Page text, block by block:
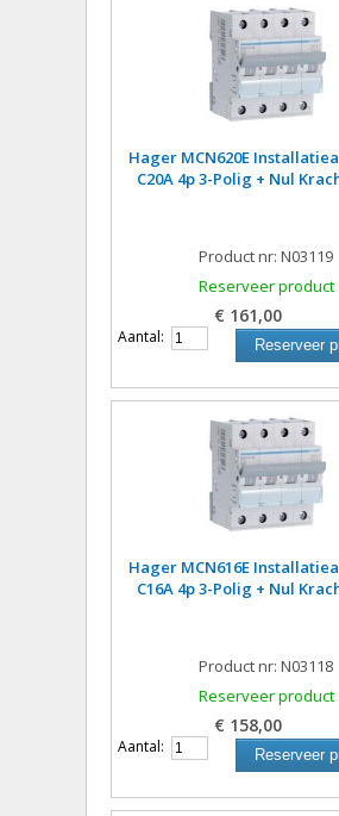
Hager MCN620E
C20A 4p 3-Polig + Nul
Product nr: N03119
Reserveer product
€ 161,00
Aantal: Reserveer
Hager MCN616E
C16A 4p 3-Polig + Nul
Product nr: N03118
Reserveer product
€ 158,00
Aantal: Reserveer